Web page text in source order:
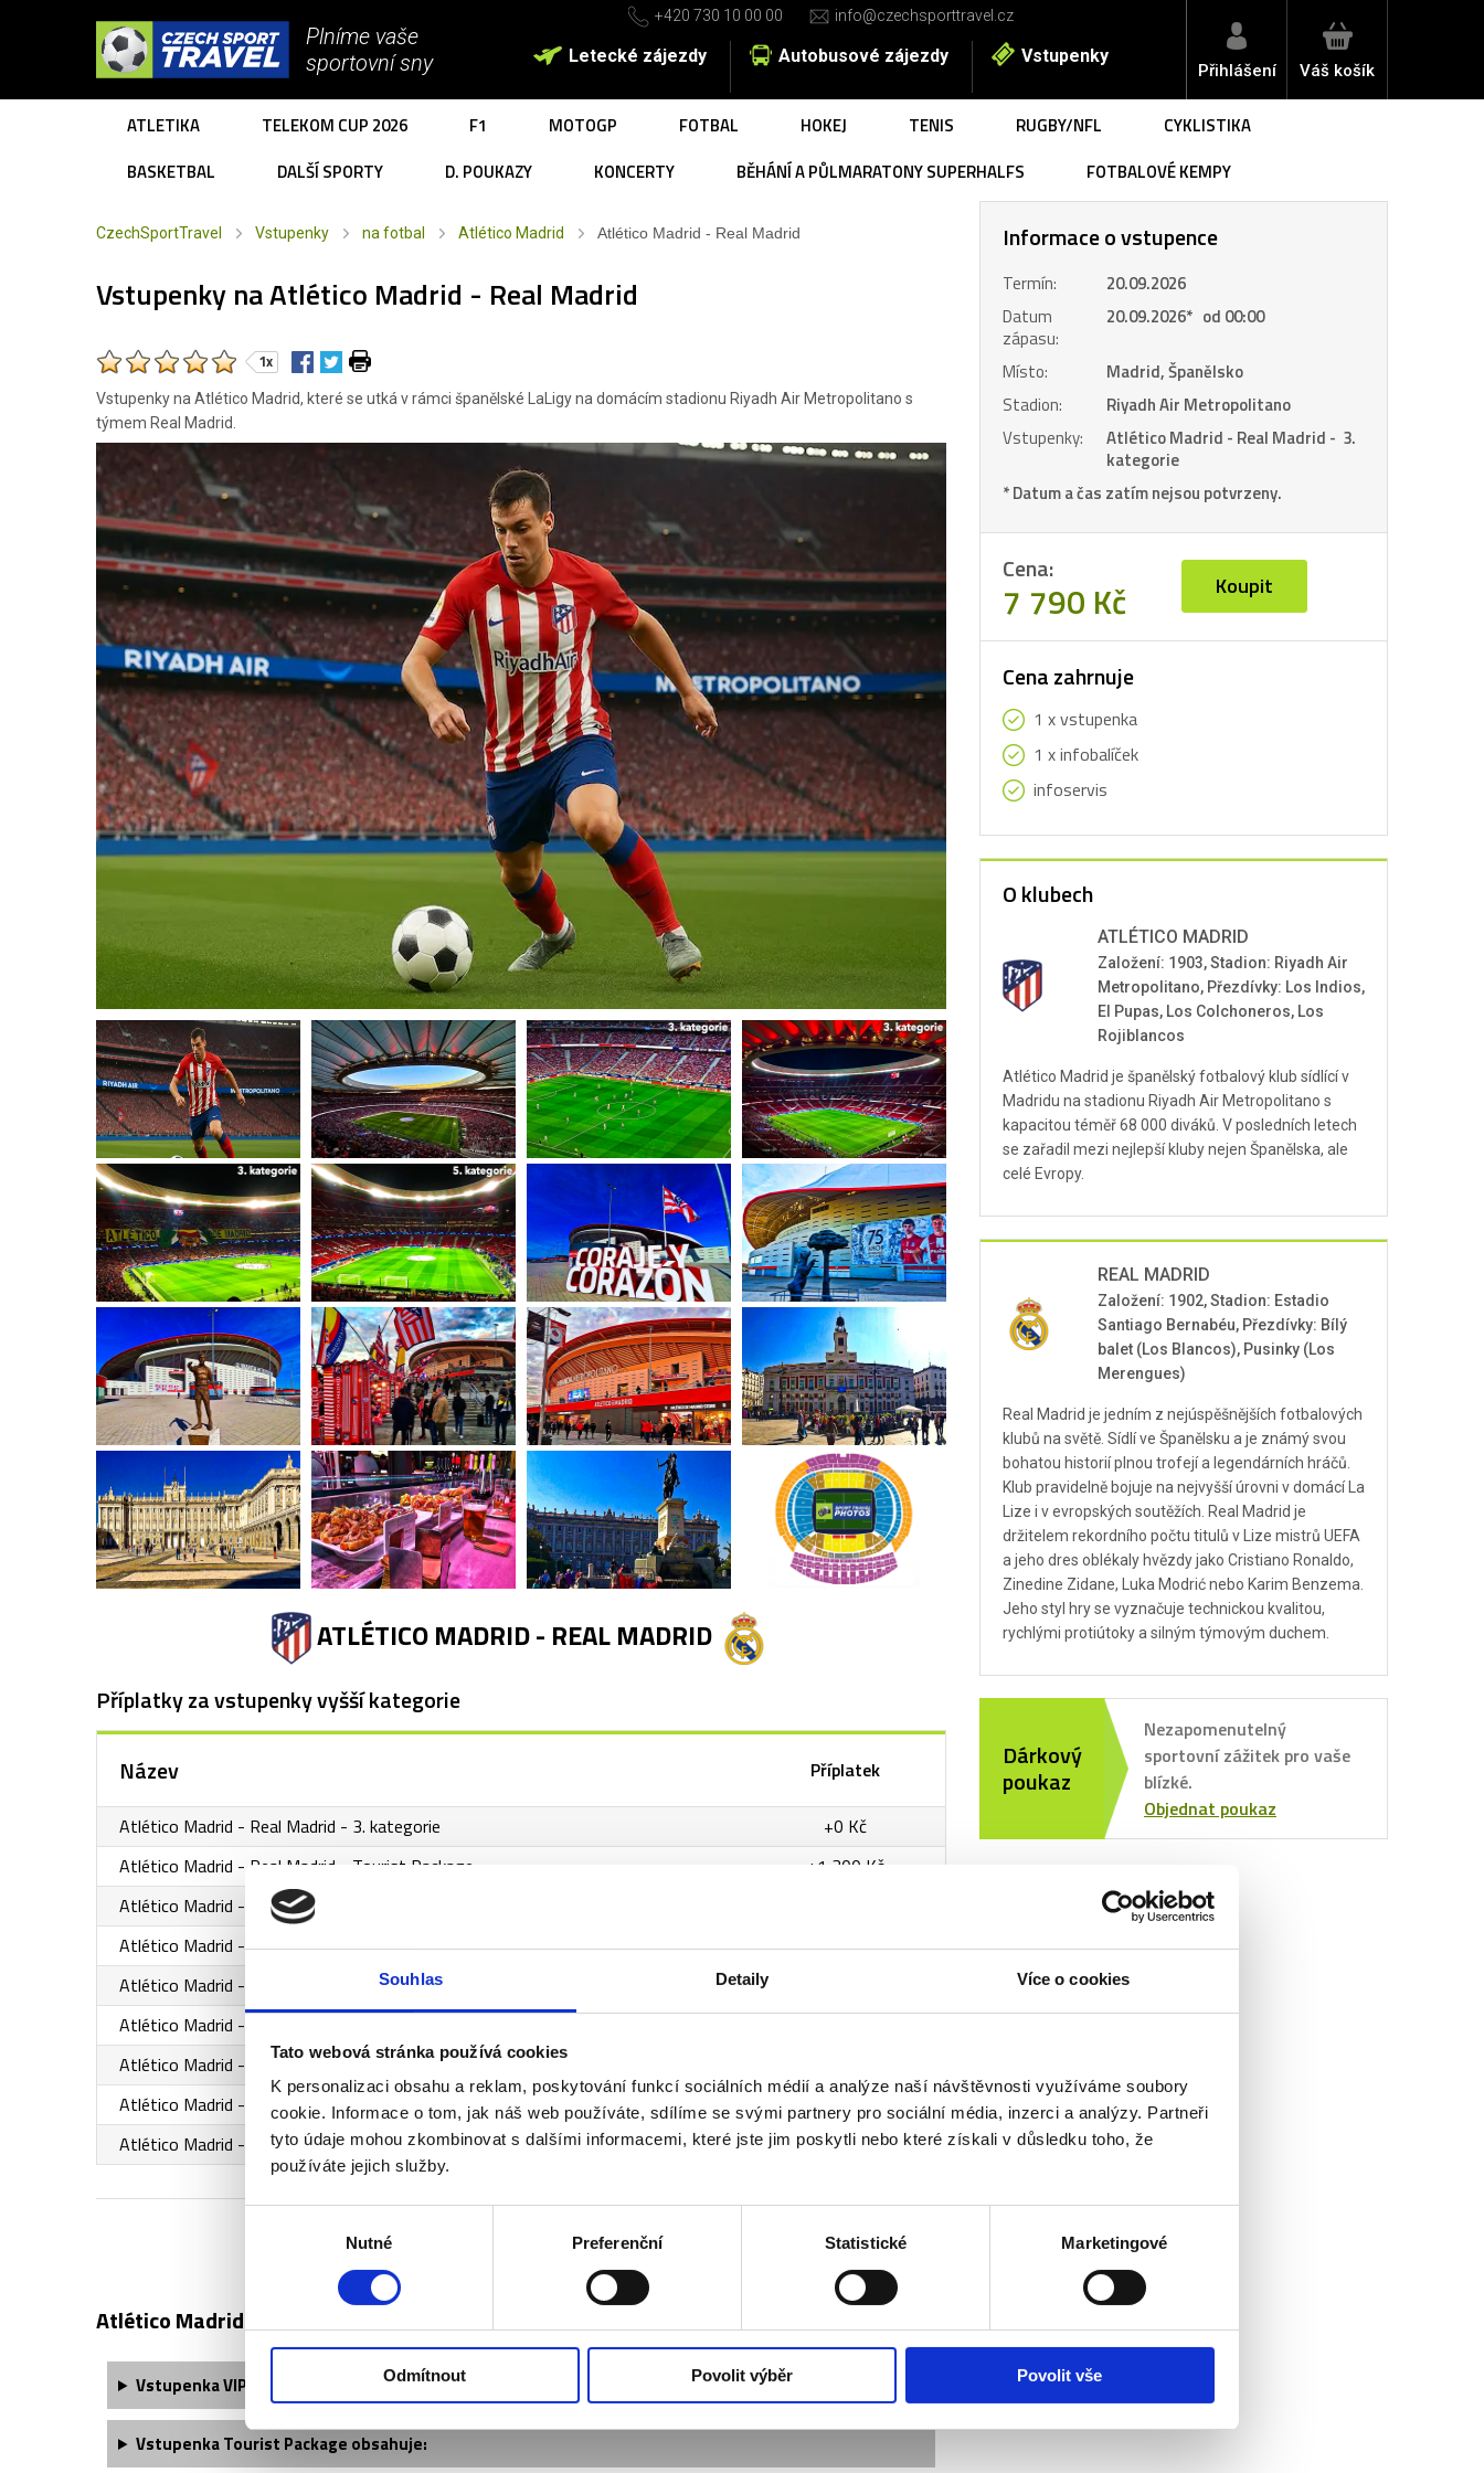
Souhlas Detaily Více o cookies
Tato webová stránka používá cookies
K personalizaci obsahu a reklam, poskytování funkcí sociálních médií a analýze naší návštěvnosti využíváme soubory
cookie. Informace o tom, jak náš web používáte, sdílíme se svými partnery pro sociální média, inzerci a analýzy. Partneři
tyto údaje mohou zkombinovat s dalšími informacemi, které jste jim poskytli nebo které získali v důsledku toho, že
používáte jejich služby.
Nutné Preferenční Statistické Marketingové
Odmítnout Povolit výběr Povolit vše
Plníme vaše
sportovní sny
+420 730 10 00 00 info@czechsporttravel.cz
Letecké zájezdy Autobusové zájezdy Vstupenky
Přihlášení Váš košík
ATLETIKA TELEKOM CUP 2026 F1 MOTOGP FOTBAL HOKEJ TENIS RUGBY/NFL
CYKLISTIKA
BASKETBAL
DALŠÍ SPORTY D. POUKAZY KONCERTY BĚHÁNÍ A PŮLMARATONY SUPERHALFS FOTBALOVÉ KEMPY
CzechSportTravel Vstupenky na fotbal Atlético Madrid Atlético Madrid - Real Madrid
Vstupenky na Atlético Madrid - Real Madrid
1x
Vstupenky na Atlético Madrid, které se utká v rámci španělské LaLigy na domácím stadionu Riyadh Air Metropolitano s
týmem Real Madrid.
ATLÉTICO MADRID - REAL MADRID
Příplatky za vstupenky vyšší kategorie
Název Příplatek
Atlético Madrid - Real Madrid - 3. kategorie
+0 Kč
Atlético Madrid - Real Madrid - Tourist Package
+1 300 Kč
Atlético Madrid - Real Madrid - 5. kategorie
Atlético Madrid - Real Madrid - 3. kategorie (sezení ve trojici)
+4 010 Kč
Atlético Madrid - Real Madrid - 2. kategorie
Atlético Madrid - Real Madrid - 4. kategorie
Atlético Madrid - Real Madrid - 1. kategorie
Atlético Madrid - Real Madrid - 2. kategorie (sezení ve trojici)
+12 530 Kč
Atlético Madrid - Real Madrid - VIP 210
+13 470 Kč
Atlético Madrid - popis vstupenek ↓
Vstupenka VIP Club Lounge obsahuje:
Vstupenka Tourist Package obsahuje:
Informace o vstupence
Termín:
20.09.2026
Datum
zápasu:
20.09.2026* od 00:00
Místo:
Madrid, Španělsko
Stadion:
Riyadh Air Metropolitano
Vstupenky:
Atlético Madrid - Real Madrid - 3.
kategorie
* Datum a čas zatím nejsou potvrzeny.
Cena:
7 790 Kč Koupit
Cena zahrnuje
1 x vstupenka
1 x infobalíček
infoservis
O klubech
ATLÉTICO MADRID
Založení: 1903, Stadion: Riyadh Air
Metropolitano, Přezdívky: Los Indios,
El Pupas, Los Colchoneros, Los
Rojiblancos
Atlético Madrid je španělský fotbalový klub sídlící v
Madridu na stadionu Riyadh Air Metropolitano s
kapacitou téměř 68 000 diváků. V posledních letech
se zařadil mezi nejlepší kluby nejen Španělska, ale
celé Evropy.
REAL MADRID
Založení: 1902, Stadion: Estadio
Santiago Bernabéu, Přezdívky: Bílý
balet (Los Blancos), Pusinky (Los
Merengues)
Real Madrid je jedním z nejúspěšnějších fotbalových
klubů na světě. Sídlí ve Španělsku a je známý svou
bohatou historií plnou trofejí a legendárních hráčů.
Klub pravidelně bojuje na nejvyšší úrovni v domácí La
Lize i v evropských soutěžích. Real Madrid je
držitelem rekordního počtu titulů v Lize mistrů UEFA
a jeho dres oblékaly hvězdy jako Cristiano Ronaldo,
Zinedine Zidane, Luka Modrić nebo Karim Benzema.
Jeho styl hry se vyznačuje technickou kvalitou,
rychlými protiútoky a silným týmovým duchem.
Dárkový
poukaz
Nezapomenutelný
sportovní zážitek pro vaše
blízké.
Objednat poukaz